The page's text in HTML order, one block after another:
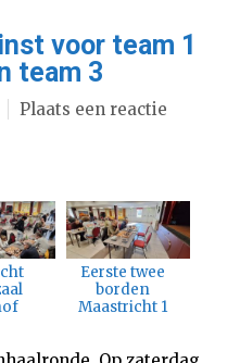
voor team 1
team 3
Plaats een reactie
Eerste twee
borden
Maastricht 1